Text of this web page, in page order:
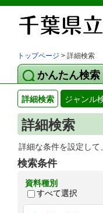
トップページ > 詳細検索
かんたん検索
詳細検索 ジャンル
詳細検索
詳細な条件を設定して
検索条件
資料種別
すべて選択